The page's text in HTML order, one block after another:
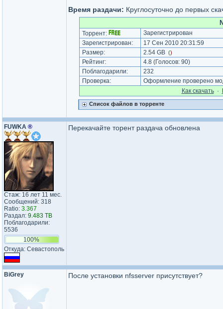
Время раздачи: Круглосуточно до первых
Торрент:
Зарегистрирован
Зарегистрирован:
17 Сен 2010 20:31:59
Размер:
2.54 GB ()
Рейтинг: 4.8 (Голосов: 90)
Поблагодарили:
232
Проверка:
Оформление проверено
Как cкачать·
Список файлов в торренте
FUWKA ®
Стаж: 16 лет 11 мес.
Сообщений: 318
Ratio: 3.367
Раздал: 9.483 TB
Поблагодарили:
5536
100%
Откуда: Севастополь
Перекачайте торент раздача обновлена
BiGrey После установки nfsserver присутствует?